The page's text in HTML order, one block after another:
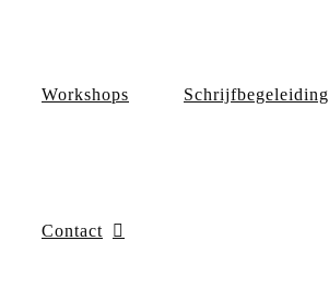
Workshops Schrijfbegeleiding
Contact